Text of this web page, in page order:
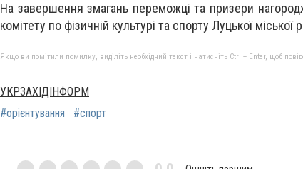
На завершення змагань переможці та призери
комітету по фізичній культурі та спорту Луцької міської
Якщо ви помітили помилку, виділіть необхідний текст і натисніть Ctrl + Enter, щоб
УКРЗАХІДІНФОРМ
#орієнтування
#спорт